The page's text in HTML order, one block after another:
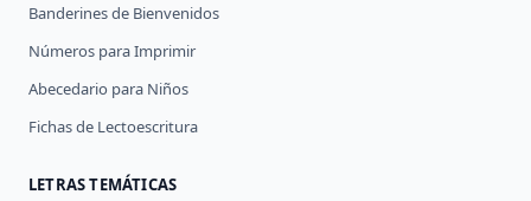
Banderines de Bienvenidos
Números para Imprimir
Abecedario para Niños
Fichas de Lectoescritura
LETRAS TEMÁTICAS